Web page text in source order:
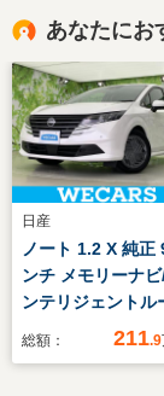
あなたにお
日産
ノート 1.2 X 純正
ンチ メモリーナビ
ンテリジェントル
ミラー/エマージェ
総額： 211.9